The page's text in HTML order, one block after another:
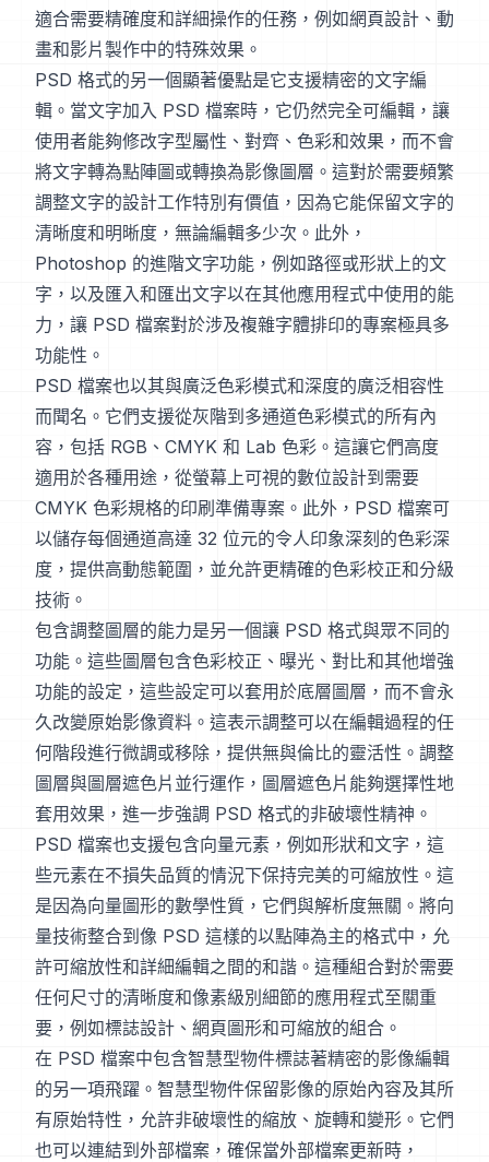
適合需要精確度和詳細操作的任務，例如網頁設計、動
畫和影片製作中的特殊效果。
PSD 格式的另一個顯著優點是它支援精密的文字編
輯。當文字加入 PSD 檔案時，它仍然完全可編輯，讓
使用者能夠修改字型屬性、對齊、色彩和效果，而不會
將文字轉為點陣圖或轉換為影像圖層。這對於需要頻繁
調整文字的設計工作特別有價值，因為它能保留文字的
清晰度和明晰度，無論編輯多少次。此外，
Photoshop 的進階文字功能，例如路徑或形狀上的文
字，以及匯入和匯出文字以在其他應用程式中使用的能
力，讓 PSD 檔案對於涉及複雜字體排印的專案極具多
功能性。
PSD 檔案也以其與廣泛色彩模式和深度的廣泛相容性
而聞名。它們支援從灰階到多通道色彩模式的所有內
容，包括 RGB、CMYK 和 Lab 色彩。這讓它們高度
適用於各種用途，從螢幕上可視的數位設計到需要
CMYK 色彩規格的印刷準備專案。此外，PSD 檔案可
以儲存每個通道高達 32 位元的令人印象深刻的色彩深
度，提供高動態範圍，並允許更精確的色彩校正和分級
技術。
包含調整圖層的能力是另一個讓 PSD 格式與眾不同的
功能。這些圖層包含色彩校正、曝光、對比和其他增強
功能的設定，這些設定可以套用於底層圖層，而不會永
久改變原始影像資料。這表示調整可以在編輯過程的任
何階段進行微調或移除，提供無與倫比的靈活性。調整
圖層與圖層遮色片並行運作，圖層遮色片能夠選擇性地
套用效果，進一步強調 PSD 格式的非破壞性精神。
PSD 檔案也支援包含向量元素，例如形狀和文字，這
些元素在不損失品質的情況下保持完美的可縮放性。這
是因為向量圖形的數學性質，它們與解析度無關。將向
量技術整合到像 PSD 這樣的以點陣為主的格式中，允
許可縮放性和詳細編輯之間的和諧。這種組合對於需要
任何尺寸的清晰度和像素級別細節的應用程式至關重
要，例如標誌設計、網頁圖形和可縮放的組合。
在 PSD 檔案中包含智慧型物件標誌著精密的影像編輯
的另一項飛躍。智慧型物件保留影像的原始內容及其所
有原始特性，允許非破壞性的縮放、旋轉和變形。它們
也可以連結到外部檔案，確保當外部檔案更新時，